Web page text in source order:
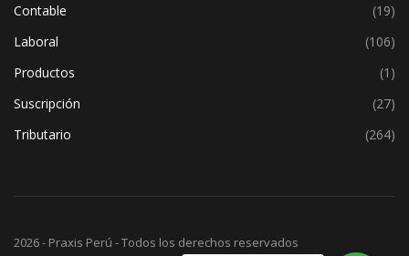
Contable
(19)
Laboral
(106)
Productos
(1)
Suscripción
(27)
Tributario
(264)
2026 - Praxis Perú - Todos los derechos reservados